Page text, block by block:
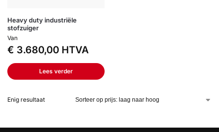
Heavy duty industriële
stofzuiger
Van
€ 3.680,00 HTVA
Lees verder
Enig resultaat